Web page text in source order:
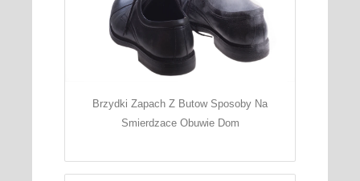
Brzydki Zapach Z Butow Sposoby Na
Smierdzace Obuwie Dom